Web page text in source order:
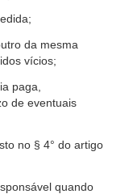
da mesma
vícios;
paga,
de eventuais
no § 4° do artigo
quando